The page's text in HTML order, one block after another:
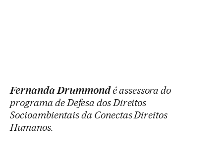
Fernanda Drummondé assessora do
programa de Defesa dos Direitos
Socioambientais da Conectas Direitos
Humanos.